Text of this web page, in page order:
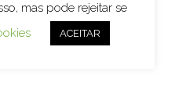
mas pode rejeitar se
ACEITAR